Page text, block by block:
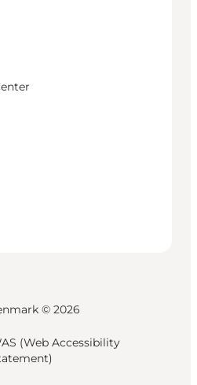
© 2026
(Web Accessibility